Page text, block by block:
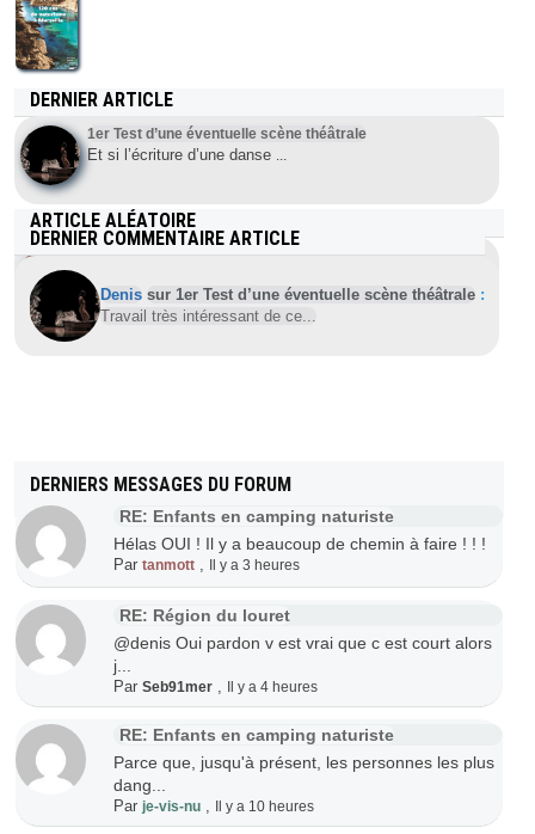
DERNIER ARTICLE
1er Test d’une éventuelle scène théâtrale
Et si l’écriture d’une danse ...
ARTICLE ALÉATOIRE
Les bienfaits du naturisme sur la santé (implications
physiologiques)
Le naturisme se voit souvent opposer des arguments...
DERNIER COMMENTAIRE ARTICLE
Denis sur 1er Test d’une éventuelle scène théâtrale :
Travail très intéressant de ce...
DERNIERS MESSAGES DU FORUM
RE: Enfants en camping naturiste
Hélas OUI ! Il y a beaucoup de chemin à faire ! ! !
Par tanmott, Il y a 3 heures
RE: Région du louret
@denis Oui pardon v est vrai que c est court alors
j...
Par Seb91mer, Il y a 4 heures
RE: Enfants en camping naturiste
Parce que, jusqu'à présent, les personnes les plus
dang...
Par je-vis-nu, Il y a 10 heures